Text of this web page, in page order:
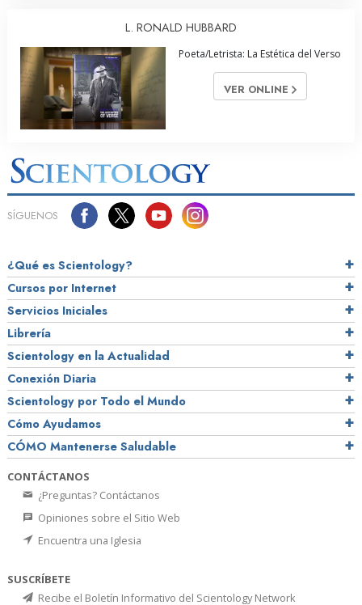
L. RONALD HUBBARD
Poeta/Letrista: La Estética del Verso
VER ONLINE
SÍGUENOS
¿Qué es Scientology?
Cursos por Internet
Servicios Iniciales
Librería
Scientology en la Actualidad
Conexión Diaria
Scientology por Todo el Mundo
Cómo Ayudamos
CÓMO Mantenerse Saludable
CONTÁCTANOS
¿Preguntas? Contáctanos
Opiniones sobre el Sitio Web
Encuentra una Iglesia
SUSCRÍBETE
Recibe el Boletín Informativo del Scientology Network